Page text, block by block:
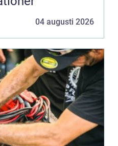
04 augusti 2026